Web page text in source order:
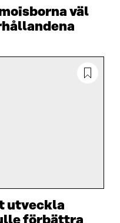
väl
utveckla